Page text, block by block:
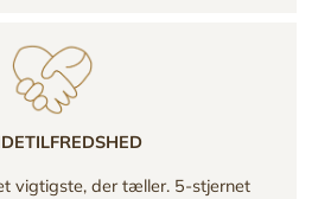
vigtigste, der tæller. 5-stjernet